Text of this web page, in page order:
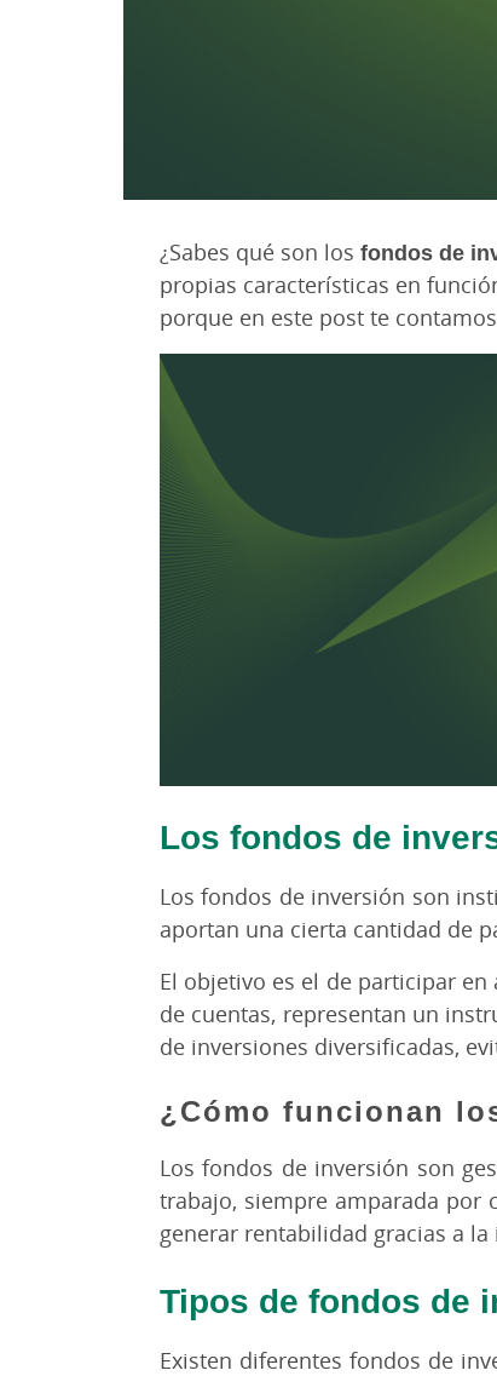
¿Sabes qué son los fondos de
propias características en
porque en este post te
Los fondos de
Los fondos de inversión son
aportan una cierta cantidad de
El objetivo es el de participar
de cuentas, representan un
de inversiones diversificadas,
¿Cómo funcionan
Los fondos de inversión son
trabajo, siempre amparada por
generar rentabilidad gracias a
Tipos de fondos de
Existen diferentes fondos de